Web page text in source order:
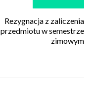
Rezygnacja z zaliczenia
przedmiotu w semestrze
zimowym